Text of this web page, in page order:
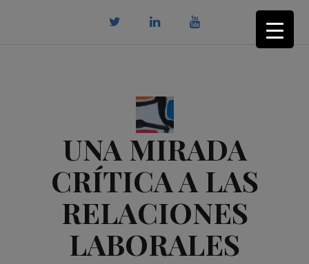
UNA MIRADA
CRÍTICA A LAS
RELACIONES
LABORALES